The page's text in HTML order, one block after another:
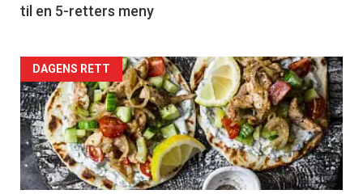
til en 5-retters meny
Forsiden
akkurat
nå
-
DAGENS RETT